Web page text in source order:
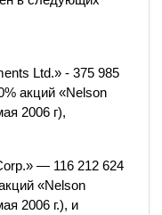
Ltd.» - 375 985
акций «Nelson
2006 г),
— 116 212 624
«Nelson
2006 г.), и